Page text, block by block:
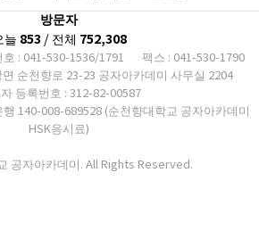
방문자
늘 853/ 전체 752,308
: 041-530-1536/1791
팩스 : 041-530-1790
순천향로 23-23 공자아카데미 사무실 2204
등록번호 : 312-82-00587
140-008-689528 (순천향대학교 공자아카데미
HSK응시료)
공자아카데미. All Rights Reserved.